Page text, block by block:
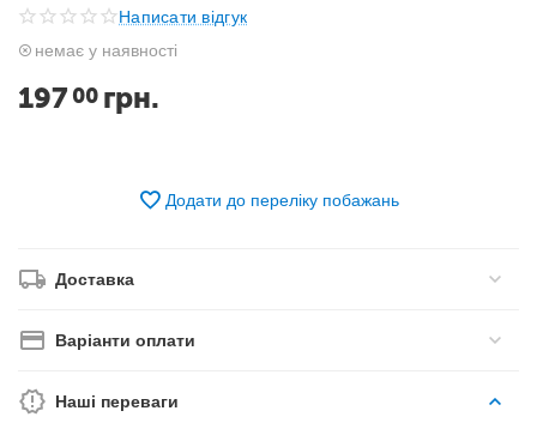
Написати відгук
немає у наявності
197 00 грн.
Додати до переліку побажань
Доставка
Варіанти оплати
Наші переваги